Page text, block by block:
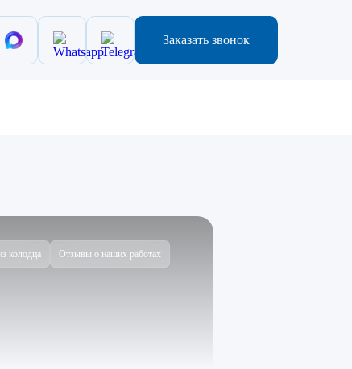
Заказать звонок
колодца Отзывы о наших работах